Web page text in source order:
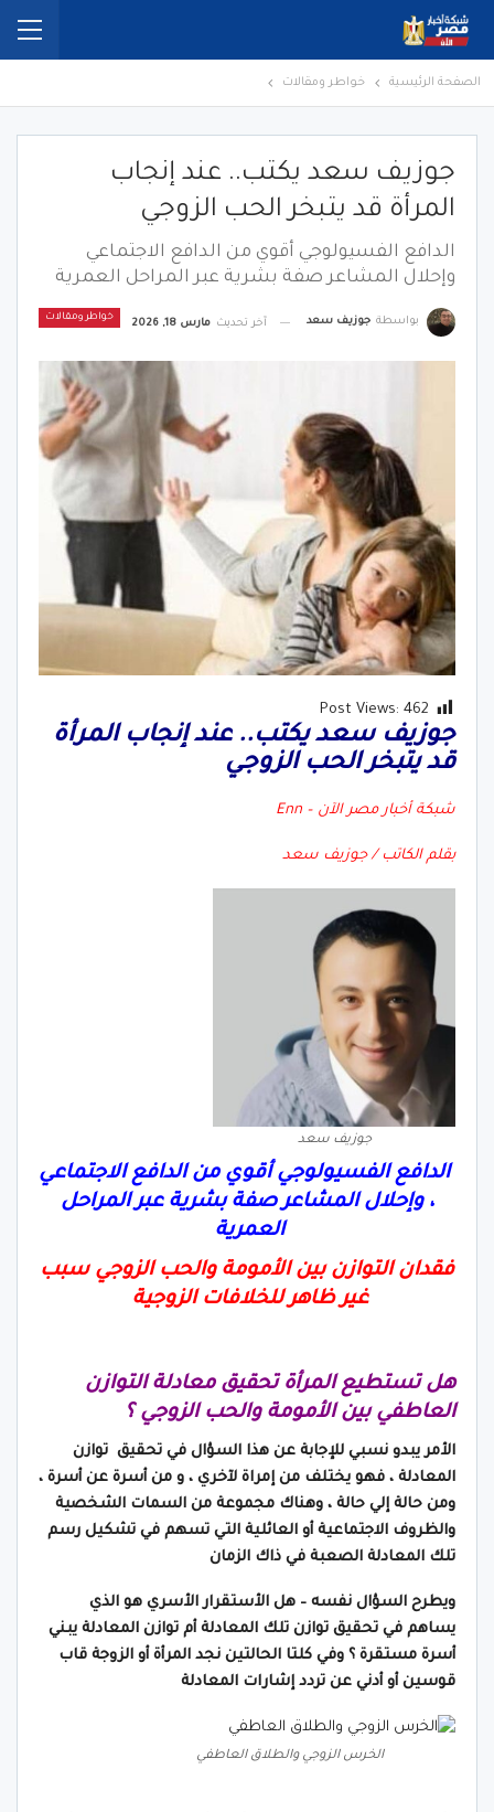
الصفحة الرئيسية خواطر ومقالات
جوزيف سعد يكتب.. عند إنجاب
المرأة قد يتبخر الحب الزوجي
الدافع الفسيولوجي أقوي من الدافع الاجتماعي
وإحلال المشاعر صفة بشرية عبر المراحل العمرية
خواطر ومقالات بواسطة جوزيف سعد آخر تحديث مارس 18, 2026
Post Views: 462
جوزيف سعد يكتب.. عند إنجاب المرأة
قد يتبخر الحب الزوجي
شبكة أخبار مصر الآن – Enn
بقلم الكاتب / جوزيف سعد
جوزيف سعد
الدافع الفسيولوجي أقوي من الدافع الاجتماعي
،وإحلال المشاعر صفة بشرية عبر المراحل
العمرية
فقدان التوازن بين الأمومة والحب الزوجي سبب
غير ظاهر للخلافات الزوجية
هل تستطيع المرأة تحقيق معادلة التوازن
العاطفي بين الأمومة والحب الزوجي ؟
الأمر يبدو نسبي للإجابة عن هذا السؤال في تحقيق توازن
المعادلة ، فهو يختلف من إمراة لآخري ، و من أسرة عن أسرة ،
ومن حالة إلي حالة ، وهناك مجموعة من السمات الشخصية
والظروف الاجتماعية أو العائلية التي تسهم في تشكيل رسم
تلك المعادلة الصعبة في ذاك الزمان
ويطرح السؤال نفسه – هل الأستقرار الأسري هو الذي
يساهم في تحقيق توازن تلك المعادلة أم توازن المعادلة يبني
أسرة مستقرة ؟ وفي كلتا الحالتين نجد المرأة أو الزوجة قاب
قوسين أو أدني عن تردد إشارات المعادلة
الخرس الزوجي والطلاق العاطفي